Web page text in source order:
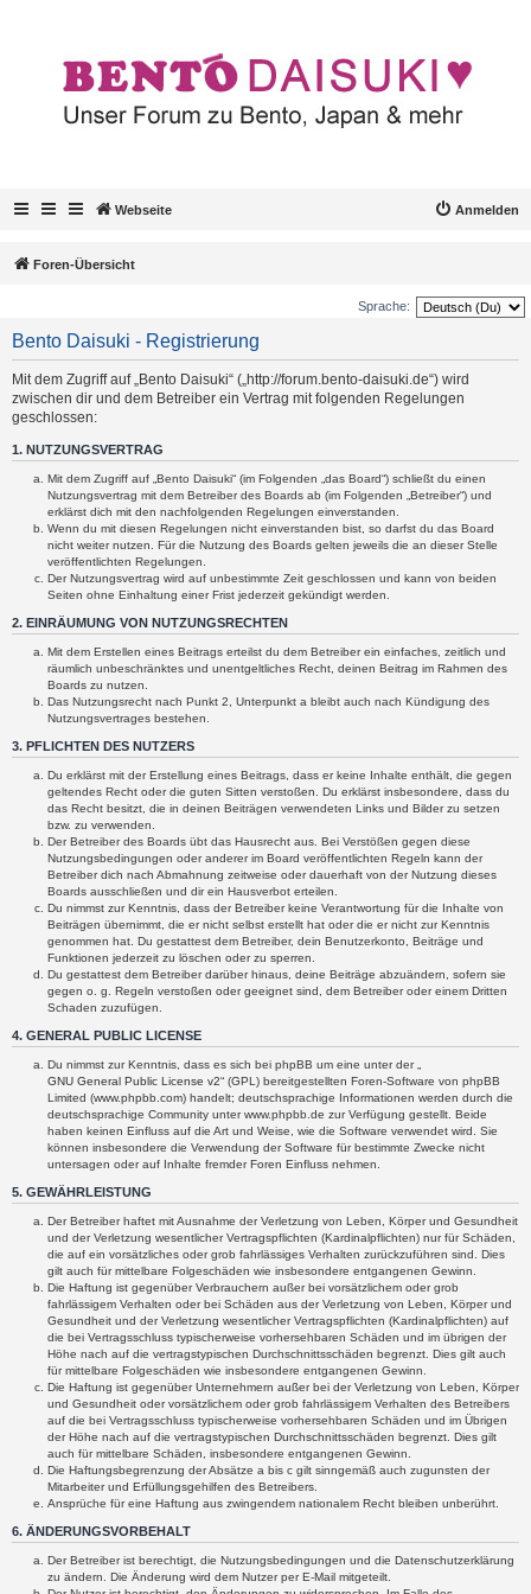
Webseite Anmelden
Foren-Übersicht
Sprache:
Bento Daisuki - Registrierung
Mit dem Zugriff auf „Bento Daisuki“ („http://forum.bento-daisuki.de“) wird
zwischen dir und dem Betreiber ein Vertrag mit folgenden Regelungen
geschlossen:
1. NUTZUNGSVERTRAG
Mit dem Zugriff auf „Bento Daisuki“ (im Folgenden „das Board“) schließt du einen
Nutzungsvertrag mit dem Betreiber des Boards ab (im Folgenden „Betreiber“) und
erklärst dich mit den nachfolgenden Regelungen einverstanden.
Wenn du mit diesen Regelungen nicht einverstanden bist, so darfst du das Board
nicht weiter nutzen. Für die Nutzung des Boards gelten jeweils die an dieser Stelle
veröffentlichten Regelungen.
Der Nutzungsvertrag wird auf unbestimmte Zeit geschlossen und kann von beiden
Seiten ohne Einhaltung einer Frist jederzeit gekündigt werden.
2. EINRÄUMUNG VON NUTZUNGSRECHTEN
Mit dem Erstellen eines Beitrags erteilst du dem Betreiber ein einfaches, zeitlich und
räumlich unbeschränktes und unentgeltliches Recht, deinen Beitrag im Rahmen des
Boards zu nutzen.
Das Nutzungsrecht nach Punkt 2, Unterpunkt a bleibt auch nach Kündigung des
Nutzungsvertrages bestehen.
3. PFLICHTEN DES NUTZERS
Du erklärst mit der Erstellung eines Beitrags, dass er keine Inhalte enthält, die gegen
geltendes Recht oder die guten Sitten verstoßen. Du erklärst insbesondere, dass du
das Recht besitzt, die in deinen Beiträgen verwendeten Links und Bilder zu setzen
bzw. zu verwenden.
Der Betreiber des Boards übt das Hausrecht aus. Bei Verstößen gegen diese
Nutzungsbedingungen oder anderer im Board veröffentlichten Regeln kann der
Betreiber dich nach Abmahnung zeitweise oder dauerhaft von der Nutzung dieses
Boards ausschließen und dir ein Hausverbot erteilen.
Du nimmst zur Kenntnis, dass der Betreiber keine Verantwortung für die Inhalte von
Beiträgen übernimmt, die er nicht selbst erstellt hat oder die er nicht zur Kenntnis
genommen hat. Du gestattest dem Betreiber, dein Benutzerkonto, Beiträge und
Funktionen jederzeit zu löschen oder zu sperren.
Du gestattest dem Betreiber darüber hinaus, deine Beiträge abzuändern, sofern sie
gegen o. g. Regeln verstoßen oder geeignet sind, dem Betreiber oder einem Dritten
Schaden zuzufügen.
4. GENERAL PUBLIC LICENSE
Du nimmst zur Kenntnis, dass es sich bei phpBB um eine unter der „
GNU General Public License v2“ (GPL) bereitgestellten Foren-Software von phpBB
Limited (www.phpbb.com) handelt; deutschsprachige Informationen werden durch die
deutschsprachige Community unter www.phpbb.de zur Verfügung gestellt. Beide
haben keinen Einfluss auf die Art und Weise, wie die Software verwendet wird. Sie
können insbesondere die Verwendung der Software für bestimmte Zwecke nicht
untersagen oder auf Inhalte fremder Foren Einfluss nehmen.
5. GEWÄHRLEISTUNG
Der Betreiber haftet mit Ausnahme der Verletzung von Leben, Körper und Gesundheit
und der Verletzung wesentlicher Vertragspflichten (Kardinalpflichten) nur für Schäden,
die auf ein vorsätzliches oder grob fahrlässiges Verhalten zurückzuführen sind. Dies
gilt auch für mittelbare Folgeschäden wie insbesondere entgangenen Gewinn.
Die Haftung ist gegenüber Verbrauchern außer bei vorsätzlichem oder grob
fahrlässigem Verhalten oder bei Schäden aus der Verletzung von Leben, Körper und
Gesundheit und der Verletzung wesentlicher Vertragspflichten (Kardinalpflichten) auf
die bei Vertragsschluss typischerweise vorhersehbaren Schäden und im übrigen der
Höhe nach auf die vertragstypischen Durchschnittsschäden begrenzt. Dies gilt auch
für mittelbare Folgeschäden wie insbesondere entgangenen Gewinn.
Die Haftung ist gegenüber Unternehmern außer bei der Verletzung von Leben, Körper
und Gesundheit oder vorsätzlichem oder grob fahrlässigem Verhalten des Betreibers
auf die bei Vertragsschluss typischerweise vorhersehbaren Schäden und im Übrigen
der Höhe nach auf die vertragstypischen Durchschnittsschäden begrenzt. Dies gilt
auch für mittelbare Schäden, insbesondere entgangenen Gewinn.
Die Haftungsbegrenzung der Absätze a bis c gilt sinngemäß auch zugunsten der
Mitarbeiter und Erfüllungsgehilfen des Betreibers.
Ansprüche für eine Haftung aus zwingendem nationalem Recht bleiben unberührt.
6. ÄNDERUNGSVORBEHALT
Der Betreiber ist berechtigt, die Nutzungsbedingungen und die Datenschutzerklärung
zu ändern. Die Änderung wird dem Nutzer per E-Mail mitgeteilt.